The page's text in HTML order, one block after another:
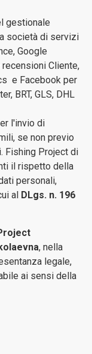
gestionale
società di servizi
Google
Cliente,
e Facebook per
BRT, GLS, DHL
l'invio di
se non previo
Fishing Project di
il rispetto della
personali,
al DLgs. n. 196
, nella
legale,
ai sensi della